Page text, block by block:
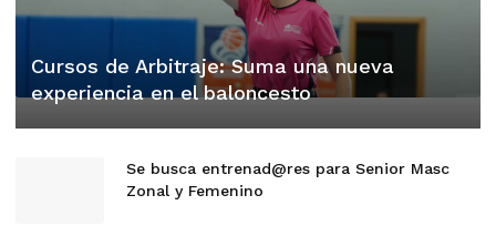
Cursos de Arbitraje: Suma una nueva
experiencia en el baloncesto
Se busca entrenad@res para Senior Masc
Zonal y Femenino